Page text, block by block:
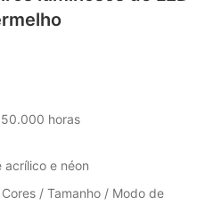
horas
acrílico e néon
/ Tamanho / Modo de